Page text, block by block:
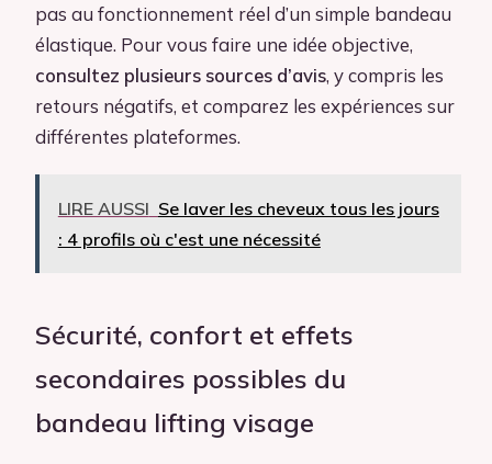
pas au fonctionnement réel d’un simple bandeau
élastique. Pour vous faire une idée objective,
consultez plusieurs sources d’avis, y compris les
retours négatifs, et comparez les expériences sur
différentes plateformes.
LIRE AUSSI Se laver les cheveux tous les jours
: 4 profils où c'est une nécessité
Sécurité, confort et effets
secondaires possibles du
bandeau lifting visage